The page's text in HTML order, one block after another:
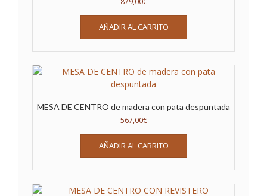
AÑADIR AL CARRITO
MESA DE CENTRO de madera con pata despuntada
567,00€
AÑADIR AL CARRITO